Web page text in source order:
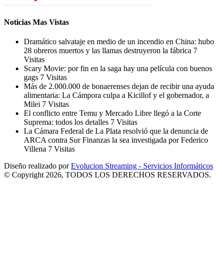
Noticias Mas Vistas
Dramático salvataje en medio de un incendio en China: hubo
28 obreros muertos y las llamas destruyeron la fábrica 7
Visitas
Scary Movie: por fin en la saga hay una película con buenos
gags 7 Visitas
Más de 2.000.000 de bonaerenses dejan de recibir una ayuda
alimentaria: La Cámpora culpa a Kicillof y el gobernador, a
Milei 7 Visitas
El conflicto entre Temu y Mercado Libre llegó a la Corte
Suprema: todos los detalles 7 Visitas
La Cámara Federal de La Plata resolvió que la denuncia de
ARCA contra Sur Finanzas la sea investigada por Federico
Villena 7 Visitas
Diseño realizado porEvolucion Streaming - Servicios Informáticos
© Copyright 2026, TODOS LOS DERECHOS RESERVADOS.